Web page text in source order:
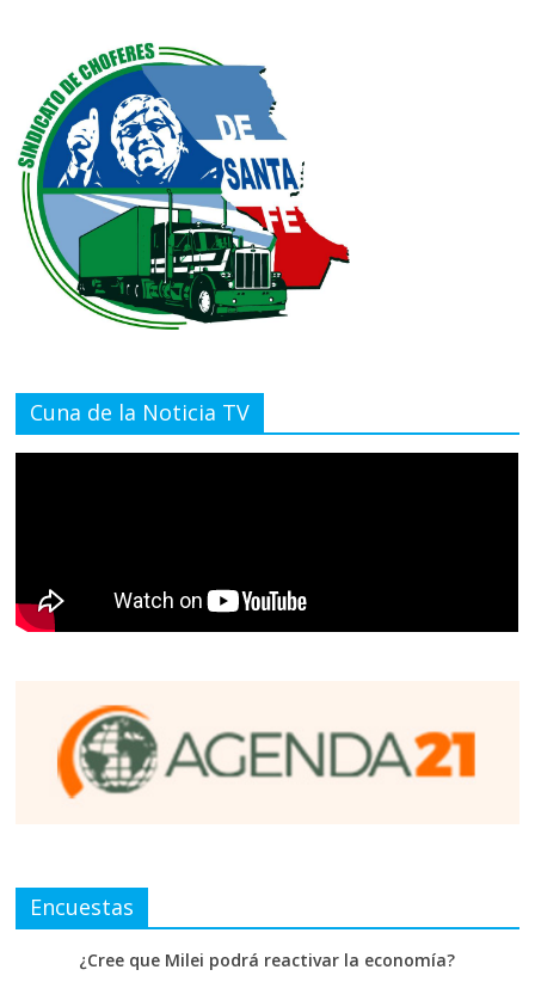
Cuna de la Noticia TV
Encuestas
¿Cree que Milei podrá reactivar la economía?